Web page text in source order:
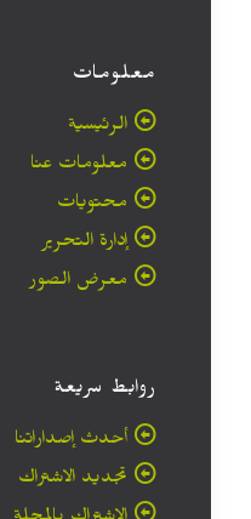
معلومات
الرئيسية
معلومات عنا
محتويات
إدارة التحرير
معرض الصور
روابط سريعة
أحدث إصداراتنا
تجديد الاشتراك